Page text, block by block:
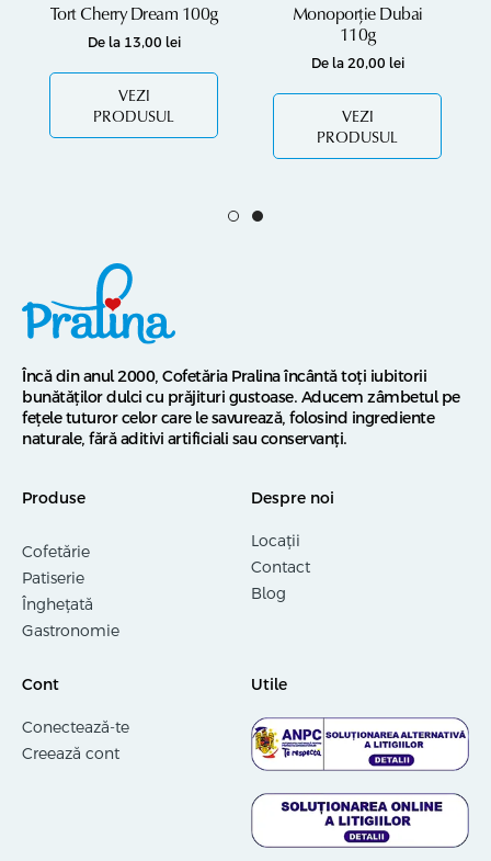
Tort Cherry Dream 100g
De la 13,00 lei
VEZI
PRODUSUL
Monoporție Dubai
110g
De la 20,00 lei
VEZI
PRODUSUL
Încă din anul 2000, Cofetăria Pralina încântă toți iubitorii
bunătăților dulci cu prăjituri gustoase. Aducem zâmbetul pe
fețele tuturor celor care le savurează, folosind ingrediente
naturale, fără aditivi artificiali sau conservanți.
Produse
Cofetărie
Patiserie
Înghețată
Gastronomie
Despre noi
Locații
Contact
Blog
Cont
Conectează-te
Creează cont
Utile